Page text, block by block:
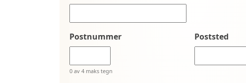
Postnummer
0 av 4 maks tegn
Poststed